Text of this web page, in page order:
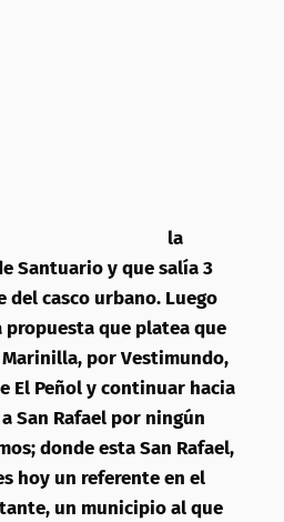
la
Santuario y que salía 3
casco urbano. Luego
propuesta que platea que
por Vestimundo,
El Peñol y continuar hacia
San Rafael por ningún
donde esta San Rafael,
hoy un referente en el
un municipio al que